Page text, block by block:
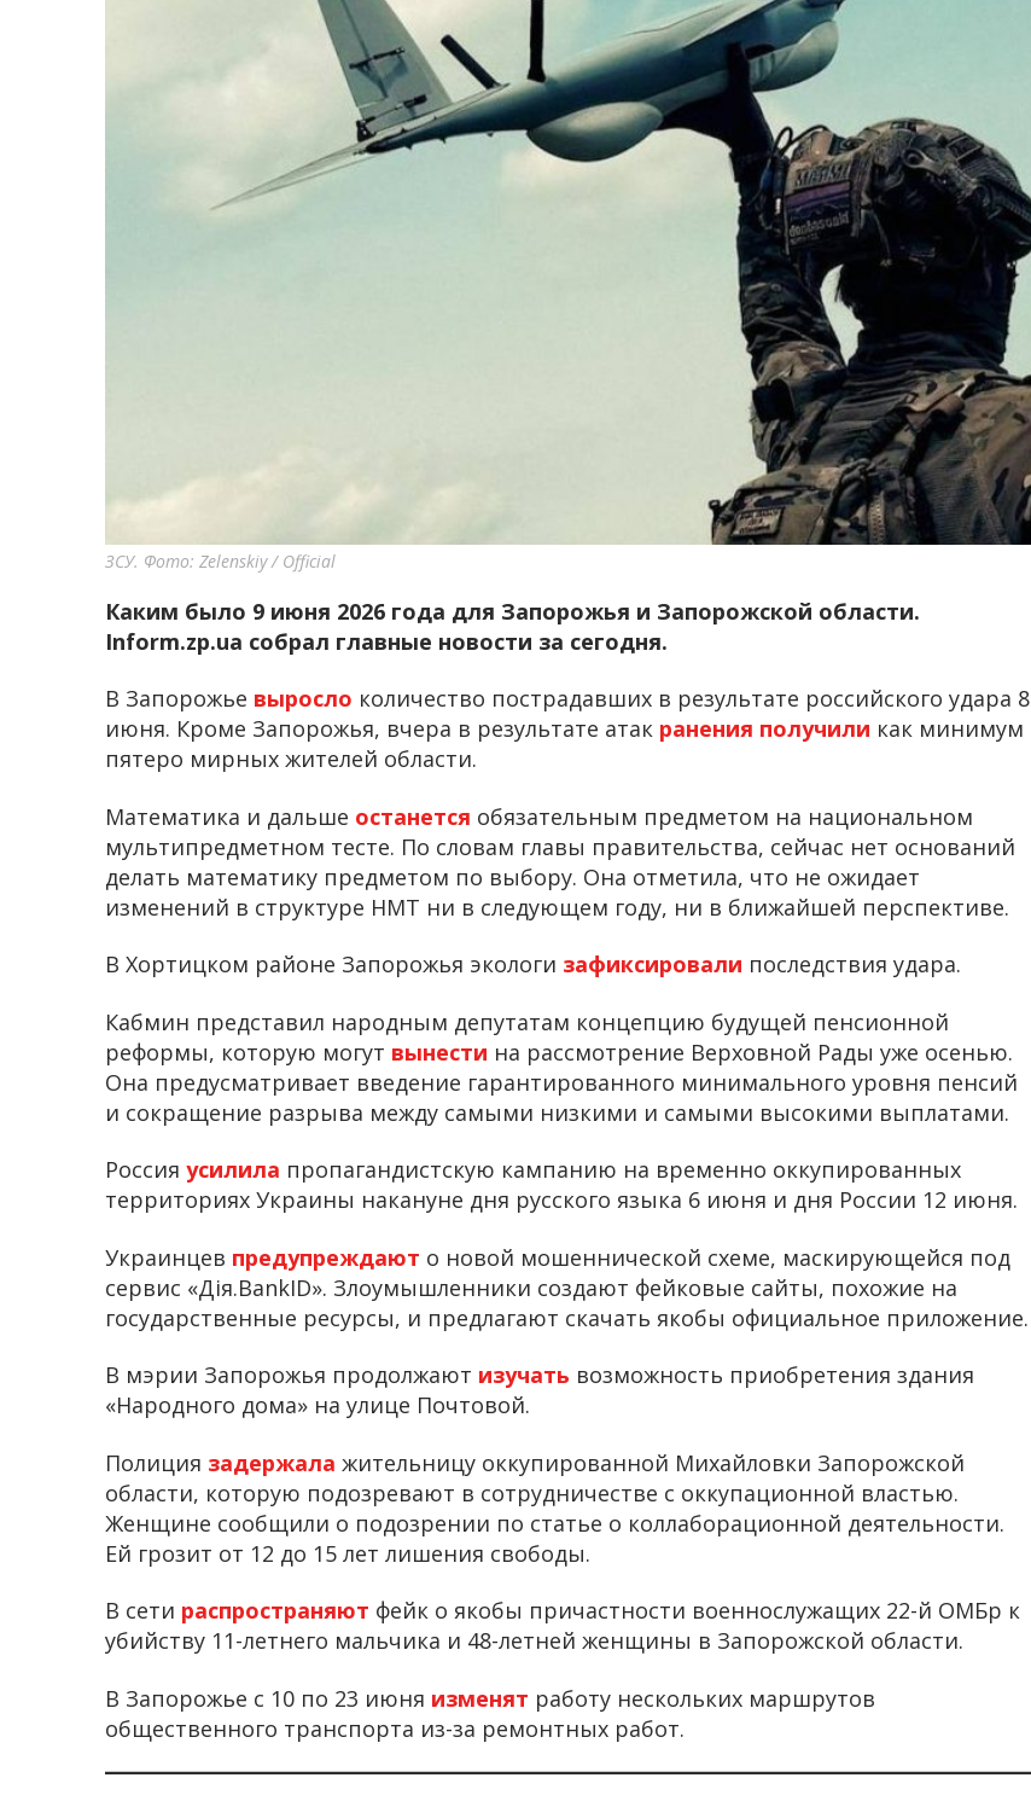
ЗСУ. Фото: Zelenskiy / Official
Каким было 9 июня 2026 года для Запорожья и Запорожской области.
Inform.zp.ua собрал главные новости за сегодня.
В Запорожье выросло количество пострадавших в результате российского удара 8
июня. Кроме Запорожья, вчера в результате атак ранения получили как минимум
пятеро мирных жителей области.
Математика и дальше останется обязательным предметом на национальном
мультипредметном тесте. По словам главы правительства, сейчас нет оснований
делать математику предметом по выбору. Она отметила, что не ожидает
изменений в структуре НМТ ни в следующем году, ни в ближайшей перспективе.
В Хортицком районе Запорожья экологи зафиксировали последствия удара.
Кабмин представил народным депутатам концепцию будущей пенсионной
реформы, которую могут вынести на рассмотрение Верховной Рады уже осенью.
Она предусматривает введение гарантированного минимального уровня пенсий
и сокращение разрыва между самыми низкими и самыми высокими выплатами.
Россия усилила пропагандистскую кампанию на временно оккупированных
территориях Украины накануне дня русского языка 6 июня и дня России 12 июня.
Украинцев предупреждают о новой мошеннической схеме, маскирующейся под
сервис «Дія.BankID». Злоумышленники создают фейковые сайты, похожие на
государственные ресурсы, и предлагают скачать якобы официальное приложение.
В мэрии Запорожья продолжают изучать возможность приобретения здания
«Народного дома» на улице Почтовой.
Полиция задержала жительницу оккупированной Михайловки Запорожской
области, которую подозревают в сотрудничестве с оккупационной властью.
Женщине сообщили о подозрении по статье о коллаборационной деятельности.
Ей грозит от 12 до 15 лет лишения свободы.
В сети распространяют фейк о якобы причастности военнослужащих 22-й ОМБр к
убийству 11-летнего мальчика и 48-летней женщины в Запорожской области.
В Запорожье с 10 по 23 июня изменят работу нескольких маршрутов
общественного транспорта из-за ремонтных работ.